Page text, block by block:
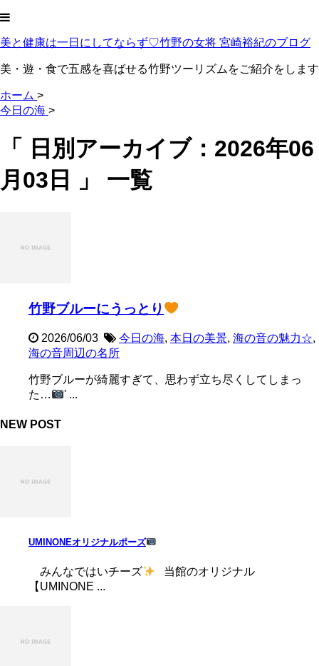
美と健康は一日にしてならず♡竹野の女将 宮崎裕紀のブログ
美・遊・食で五感を喜ばせる竹野ツーリズムをご紹介をします
ホーム >
今日の海 >
「 日別アーカイブ：2026年06
月03日 」 一覧
竹野ブルーにうっとり
2026/06/03 今日の海, 本日の美景, 海の音の魅力☆,
海の音周辺の名所
竹野ブルーが綺麗すぎて、思わず立ち尽くしてしまっ
た…
' ...
NEW POST
UMINONEオリジナルポーズ
みんなではいチーズ
当館のオリジナル
【UMINONE ...